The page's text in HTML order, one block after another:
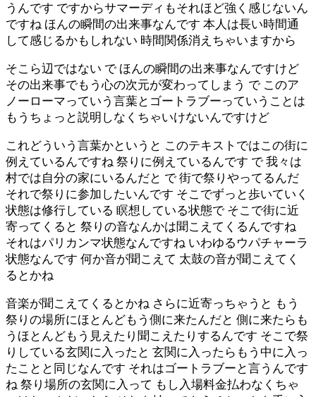
うんです ですからサマーディもそれほど強く感じないん
ですね ほんの瞬間の出来事なんです 本人は長い時間通
して感じるかもしれない 時間関係消えちゃいますから
そこら辺ではない で ほんの瞬間の出来事なんですけど
その出来事でもう心の次元が変わってしまう で このア
ノーローマっていう言葉とゴートラブーっていうことは
もうちょっと説明しなくちゃいけないんですけど
これどういう言葉かというと このテキストではこの街に
例えているんですね 祭りに例えているんです で 我々は
村では自分の家にいるんだと で 街で祭りやってるんだ
それで祭りに参加したいんです そこでずっと歩いていく
状態は修行している 瞑想している状態で そこで街に近
寄ってくると 祭りの音なんかは聞こえてくるんですね
それはパリカンマ状態なんですね いわゆるウパチャーラ
状態なんです 何か音が聞こえて 太鼓の音が聞こえてく
るとかね
音楽が聞こえてくるとかね さらに近寄っちゃうと もう
祭りの場所にほとんどもう側に来たんだと 側に来たらも
うほとんどもう見えたり聞こえたりするんです そこで祭
りしている玄関に入ったと 玄関に入ったらもう中に入っ
たことと同じなんです それはゴートラブーと言うんです
ね 祭り場所の玄関に入って もし入場料金払わなくちゃ